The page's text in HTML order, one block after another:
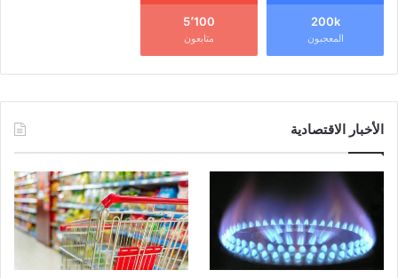
200k
المعجبون
5٬100
متابعون
الأخبار الاقتصادية